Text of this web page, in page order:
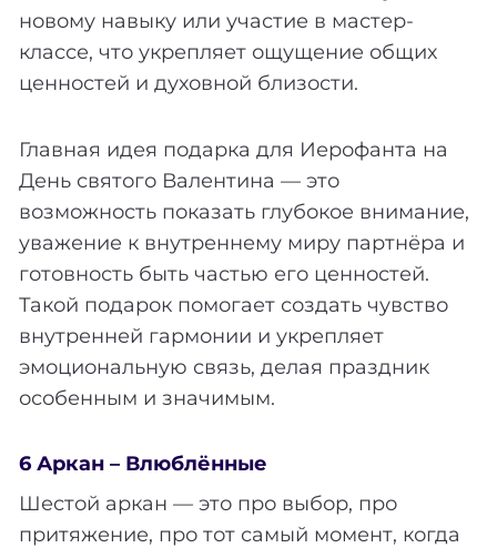
новому навыку или участие в мастер-
классе, что укрепляет ощущение общих
ценностей и духовной близости.
Главная идея подарка для Иерофанта на
День святого Валентина — это
возможность показать глубокое внимание,
уважение к внутреннему миру партнёра и
готовность быть частью его ценностей.
Такой подарок помогает создать чувство
внутренней гармонии и укрепляет
эмоциональную связь, делая праздник
особенным и значимым.
6 Аркан – Влюблённые
Шестой аркан — это про выбор, про
притяжение, про тот самый момент, когда